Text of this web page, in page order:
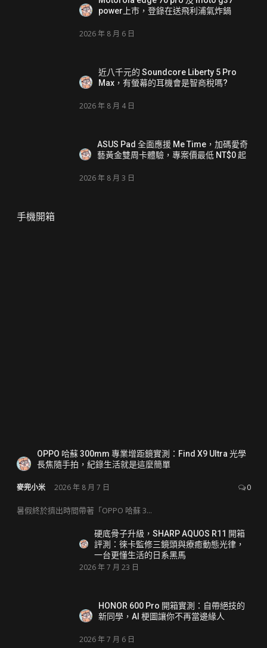
power上市，登錄在送飛利浦氣炸鍋
2026 年 8 月 6 日
近八千元的 Soundcore Liberty 5 Pro
Max，有螢幕的耳機會是智商稅嗎?
2026 年 8 月 4 日
ASUS Pad 全面應援 Me Time，加碼愛奇
藝黃金雙周卡體驗，專案價最低 NT$0 起
2026 年 8 月 3 日
手機開箱
OPPO 哈蘇 300mm 專業增距鏡實測：Find X9 Ultra 光學
長焦隨手拍，紀錄生活就是這麼簡單
麥兜小米 2026 年 8 月 7 日 0
暑假終於擠出時間帶著「OPPO 哈蘇 3...
硬底骨子升級，SHARP AQUOS R11 開箱
評測：徠卡監修三鏡頭與療癒動態光律，
一台更懂生活的日系黑馬
2026 年 7 月 23 日
HONOR 600 Pro 開箱實測：自帶絕技的
新同學，AI 梗圖讓你不再當邊緣人
2026 年 7 月 6 日